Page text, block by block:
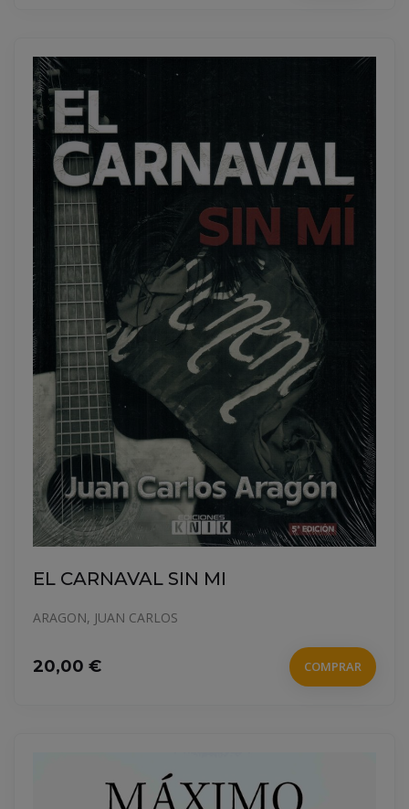
EL CARNAVAL SIN MI
ARAGON, JUAN CARLOS
20,00 € COMPRAR